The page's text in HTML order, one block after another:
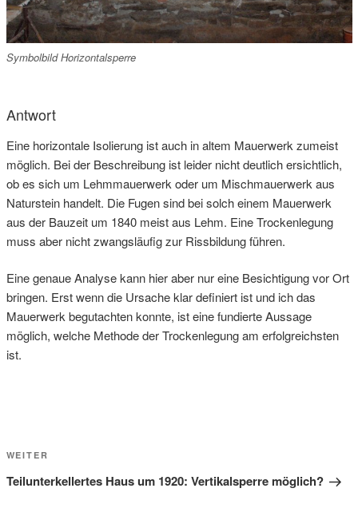
Symbolbild Horizontalsperre
Antwort
Eine horizontale Isolierung ist auch in altem Mauerwerk zumeist
möglich. Bei der Beschreibung ist leider nicht deutlich ersichtlich,
ob es sich um Lehmmauerwerk oder um Mischmauerwerk aus
Naturstein handelt. Die Fugen sind bei solch einem Mauerwerk
aus der Bauzeit um 1840 meist aus Lehm. Eine Trockenlegung
muss aber nicht zwangsläufig zur Rissbildung führen.
Eine genaue Analyse kann hier aber nur eine Besichtigung vor Ort
bringen. Erst wenn die Ursache klar definiert ist und ich das
Mauerwerk begutachten konnte, ist eine fundierte Aussage
möglich, welche Methode der Trockenlegung am erfolgreichsten
ist.
Nächster
Beitrag
WEITER
Teilunterkellertes Haus um 1920: Vertikalsperre möglich?